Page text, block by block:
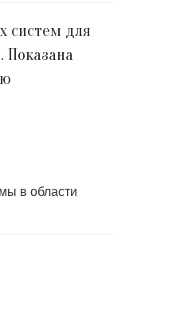
систем для
Показана
в области